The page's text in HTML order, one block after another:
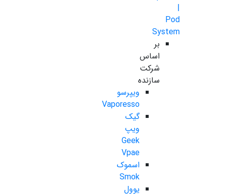
|
Pod
System
بر
اساس
شرکت
سازنده
ویپرسو
Vaporesso
گیک
ویپ
Geek
Vpae
اسموک
Smok
یوول